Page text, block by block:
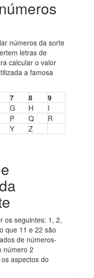
números da sorte
letras de
calcular o valor
a famosa
7 8
9
G H
I
P Q
R
Y Z
os seguintes: 1, 2,
que 11 e 22 são
de números-
número 2
aspectos do